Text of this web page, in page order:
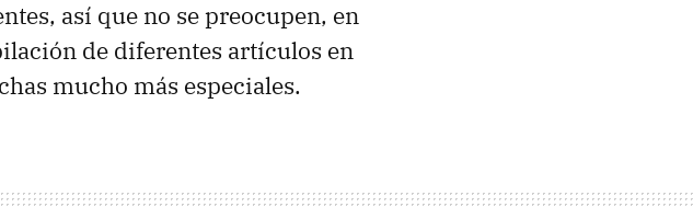
así que no se preocupen, en
de diferentes artículos en
mucho más especiales.